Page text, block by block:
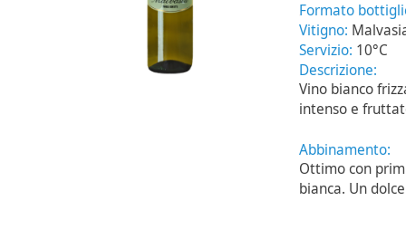
Formato
Vitigno:
Servizio: 10°C
Descrizione:
Vino bianco
intenso e
Abbinamento:
Ottimo con
bianca. Un